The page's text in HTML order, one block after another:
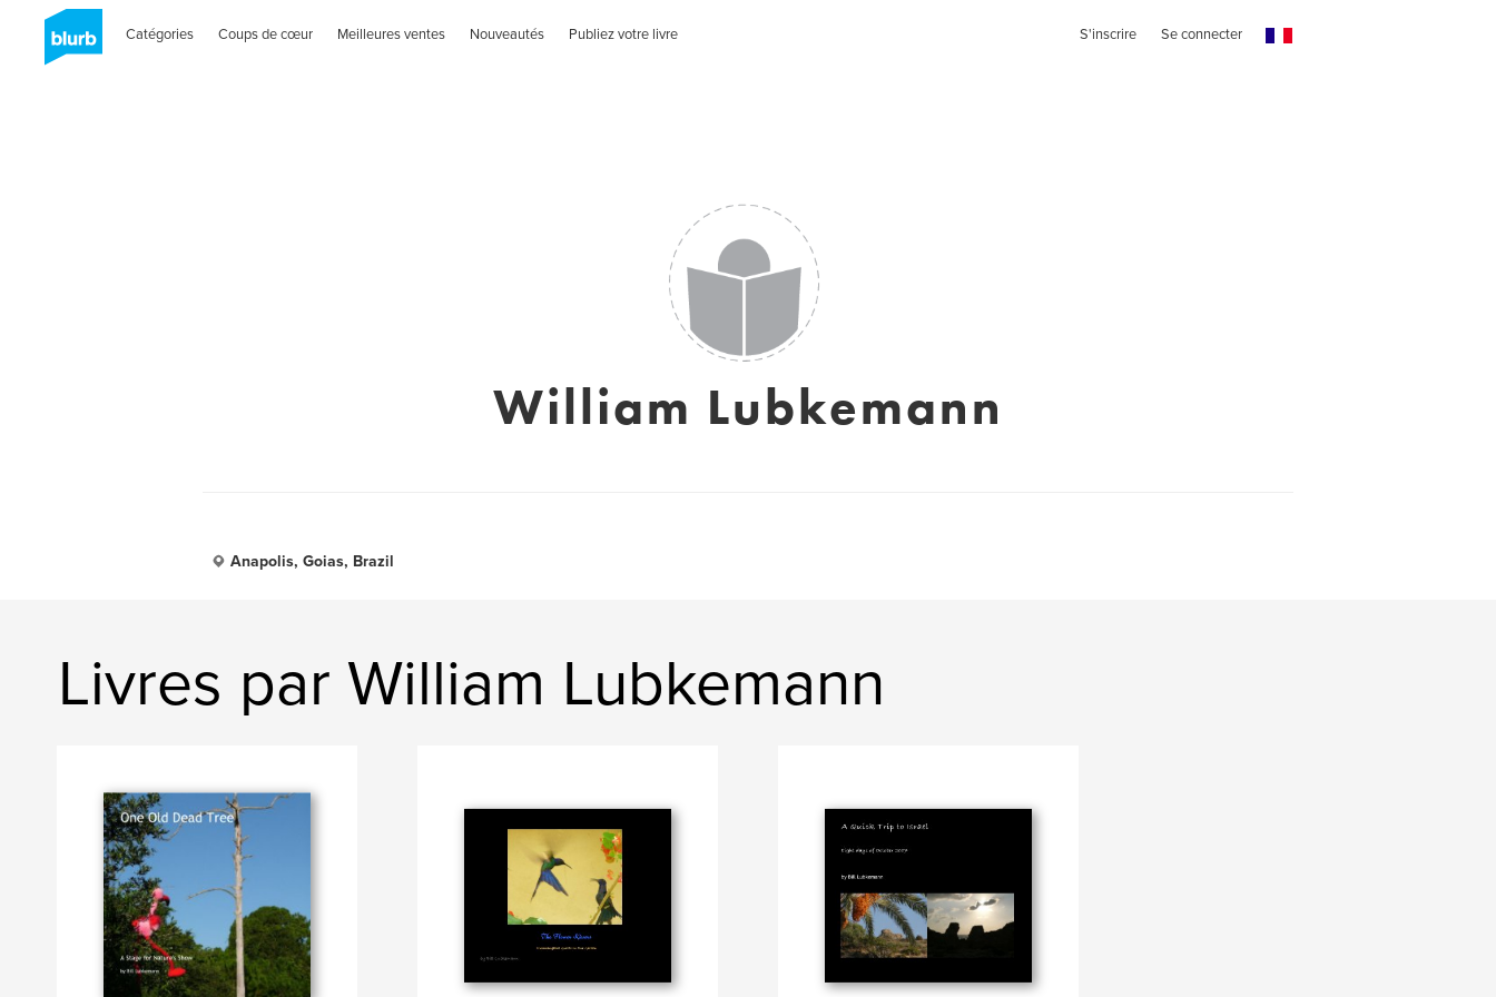
Catégories Coups de cœur Meilleures ventes Nouveautés Publiez votre livre S'inscrire Se connecter
William Lubkemann
Anapolis, Goias, Brazil
Livres par William Lubkemann